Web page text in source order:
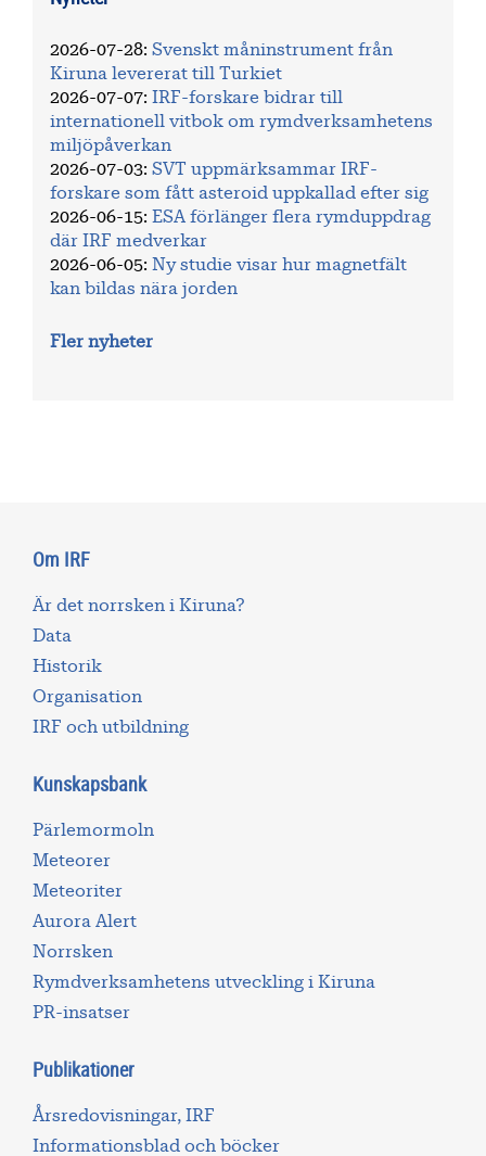
2026-07-28: Svenskt måninstrument från
Kiruna levererat till Turkiet
2026-07-07:
IRF-forskare bidrar till
internationell vitbok om rymdverksamhetens
miljöpåverkan
2026-07-03: SVT uppmärksammar IRF-
forskare som fått asteroid uppkallad efter sig
2026-06-15: ESA förlänger flera rymduppdrag
där IRF medverkar
2026-06-05: Ny studie visar hur magnetfält
kan bildas nära jorden
Fler nyheter
Om IRF
Är det norrsken i Kiruna?
Data
Historik
Organisation
IRF och utbildning
Kunskapsbank
Pärlemormoln
Meteorer
Meteoriter
Aurora Alert
Norrsken
Rymdverksamhetens utveckling i Kiruna
PR-insatser
Publikationer
Årsredovisningar, IRF
Informationsblad och böcker